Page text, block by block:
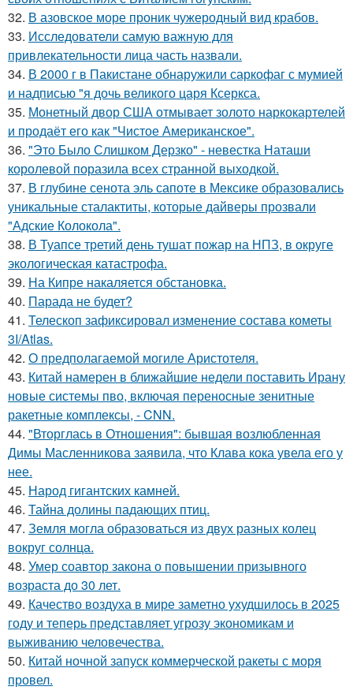
32. В азовское море проник чужеродный вид крабов.
33. Исследователи самую важную для
привлекательности лица часть назвали.
34. В 2000 г в Пакистане обнаружили саркофаг с мумией
и надписью "я дочь великого царя Ксеркса.
35. Монетный двор США отмывает золото наркокартелей
и продаёт его как "Чистое Американское".
36. "Это Было Слишком Дерзко" - невестка Наташи
королевой поразила всех странной выходкой.
37. В глубине сенота эль сапоте в Мексике образовались
уникальные сталактиты, которые дайверы прозвали
"Адские Колокола".
38. В Туапсе третий день тушат пожар на НПЗ, в округе
экологическая катастрофа.
39. На Кипре накаляется обстановка.
40. Парада не будет?
41. Телескоп зафиксировал изменение состава кометы
3I/Atlas.
42. О предполагаемой могиле Аристотеля.
43. Китай намерен в ближайшие недели поставить Ирану
новые системы пво, включая переносные зенитные
ракетные комплексы, - CNN.
44. "Вторглась в Отношения": бывшая возлюбленная
Димы Масленникова заявила, что Клава кока увела его у
нее.
45. Народ гигантских камней.
46. Тайна долины падающих птиц.
47. Земля могла образоваться из двух разных колец
вокруг солнца.
48. Умер соавтор закона о повышении призывного
возраста до 30 лет.
49. Качество воздуха в мире заметно ухудшилось в 2025
году и теперь представляет угрозу экономикам и
выживанию человечества.
50. Китай ночной запуск коммерческой ракеты с моря
провел.